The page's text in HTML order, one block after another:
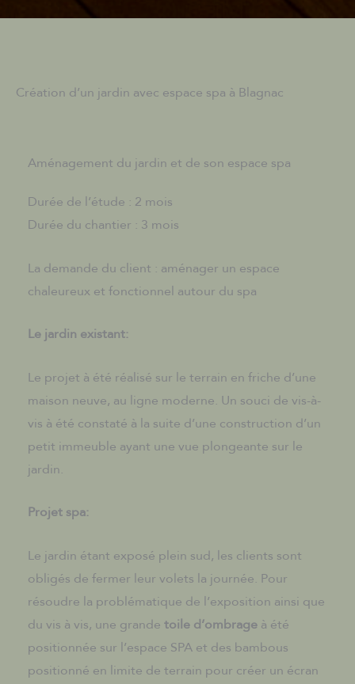
Création d’un jardin avec espace spa à Blagnac
Aménagement du jardin et de son espace spa
Durée de l’étude : 2 mois
Durée du chantier : 3 mois
La demande du client : aménager un espace
chaleureux et fonctionnel autour du spa
Le jardin existant:
Le projet à été réalisé sur le terrain en friche d’une
maison neuve, au ligne moderne. Un souci de vis-à-
vis à été constaté à la suite d’une construction d’un
petit immeuble ayant une vue plongeante sur le
jardin.
Projet spa:
Le jardin étant exposé plein sud, les clients sont
obligés de fermer leur volets la journée. Pour
résoudre la problématique de l’exposition ainsi que
du vis à vis, une grande toile d’ombrage à été
positionnée sur l’espace SPA et des bambous
positionné en limite de terrain pour créer un écran